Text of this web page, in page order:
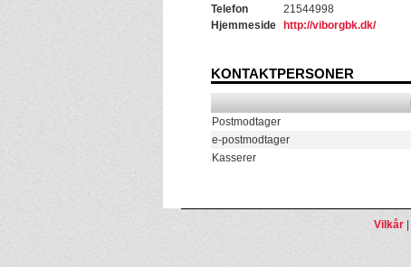
Telefon
21544998
Hjemmeside
http://viborgbk.dk/
KONTAKTPERSONER
Postmodtager
e-postmodtager
Kasserer
Vilkår